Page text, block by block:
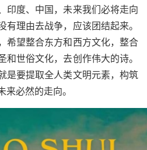
印度、中国，未来我们必将走向
有理由去战争，应该团结起来。
希望整合东方和西方文化，整合
世俗文化，去创作伟大的诗。
是要提取全人类文明元素，构筑
必然的走向。